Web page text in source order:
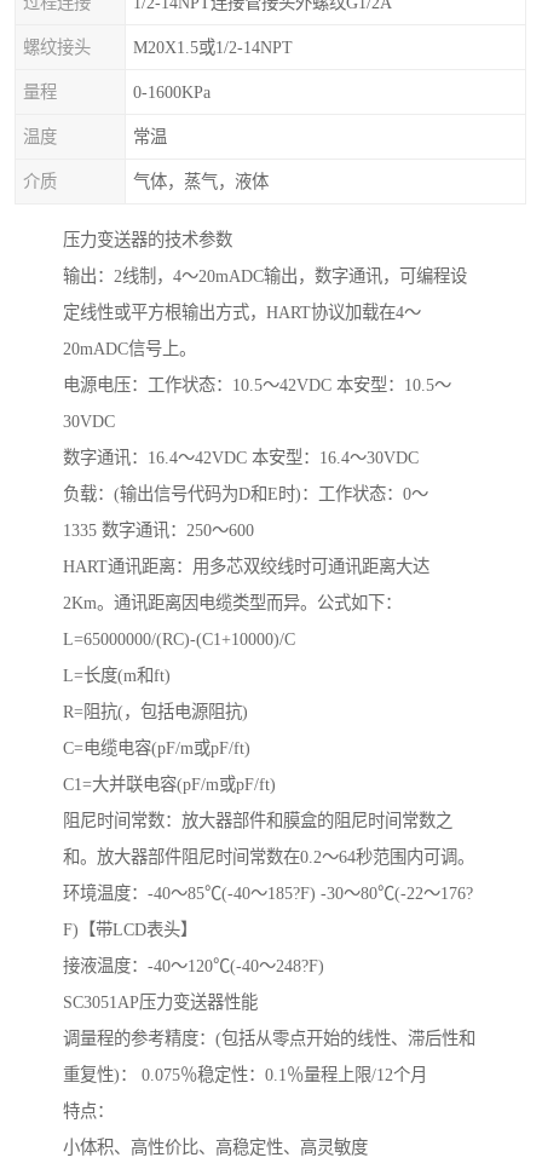
螺纹接头 M20X1.5或1/2-14NPT
量程 0-1600KPa
温度 常温
介质 气体，蒸气，液体
压力变送器的技术参数
输出：2线制，4～20mADC输出，数字通讯，可编程设
定线性或平方根输出方式，HART协议加载在4～
20mADC信号上。
电源电压：工作状态：10.5～42VDC 本安型：10.5～
30VDC
数字通讯：16.4～42VDC 本安型：16.4～30VDC
负载：(输出信号代码为D和E时)：工作状态：0～
1335 数字通讯：250～600
HART通讯距离：用多芯双绞线时可通讯距离大达
2Km。通讯距离因电缆类型而异。公式如下：
L=65000000/(RC)-(C1+10000)/C
L=长度(m和ft)
R=阻抗(，包括电源阻抗)
C=电缆电容(pF/m或pF/ft)
C1=大并联电容(pF/m或pF/ft)
阻尼时间常数：放大器部件和膜盒的阻尼时间常数之
和。放大器部件阻尼时间常数在0.2～64秒范围内可调。
环境温度：-40～85℃(-40～185?F) -30～80℃(-22～176?
F)【带LCD表头】
接液温度：-40～120℃(-40～248?F)
SC3051AP压力变送器性能
调量程的参考精度：(包括从零点开始的线性、滞后性和
重复性)： 0.075％稳定性：0.1％量程上限/12个月
特点：
小体积、高性价比、高稳定性、高灵敏度